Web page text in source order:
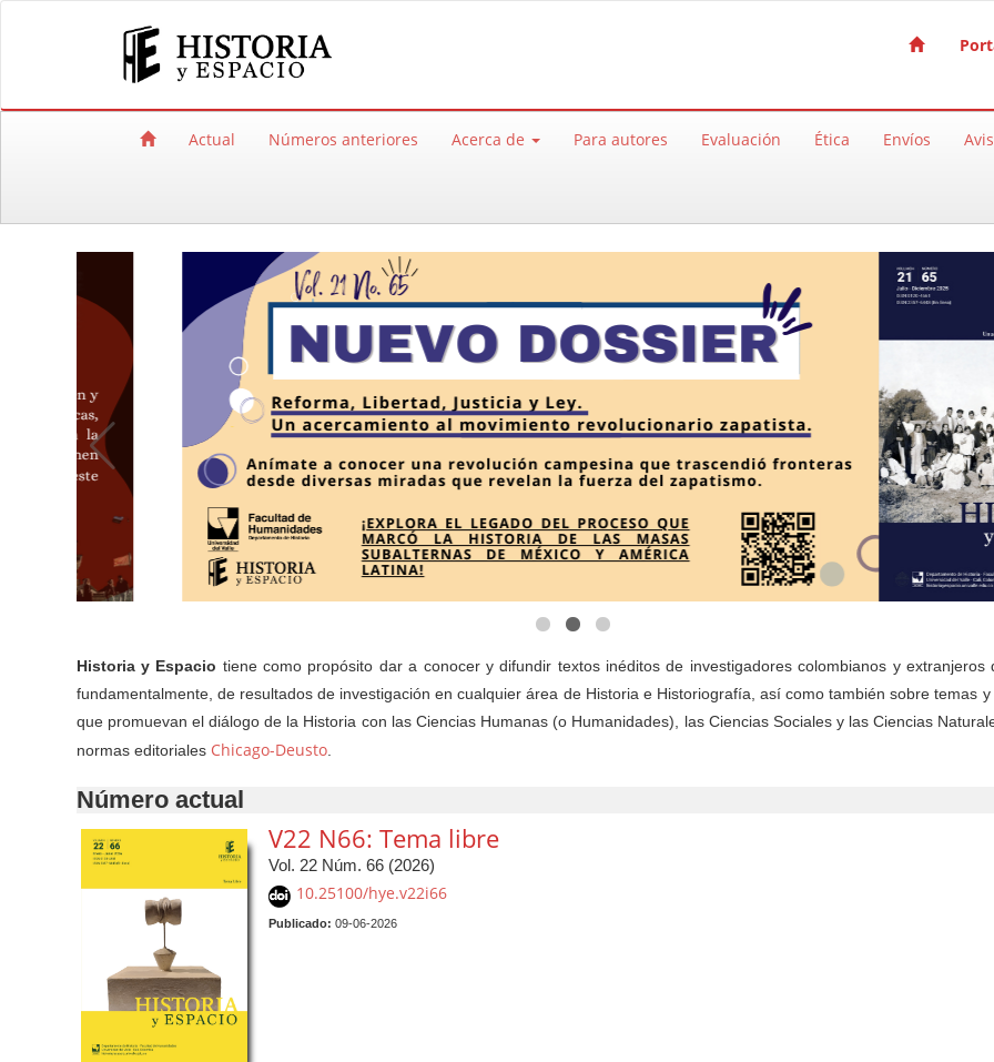
Navegación principal
Contenido principal
Actual Números anteriores Acerca de Para autores Evaluación Ética Envíos
Historia y Espacio tiene como propósito dar a conocer y difundir textos inéditos de investigadores colombianos y extranjeros
fundamentalmente, de resultados de investigación en cualquier área de Historia e Historiografía, así como también sobre temas
que promuevan el diálogo de la Historia con las Ciencias Humanas (o Humanidades), las Ciencias Sociales y las Ciencias
normas editoriales Chicago-Deusto.
Número actual
V22 N66: Tema libre
Vol. 22 Núm. 66 (2026)
10.25100/hye.v22i66
Publicado: 09-06-2026